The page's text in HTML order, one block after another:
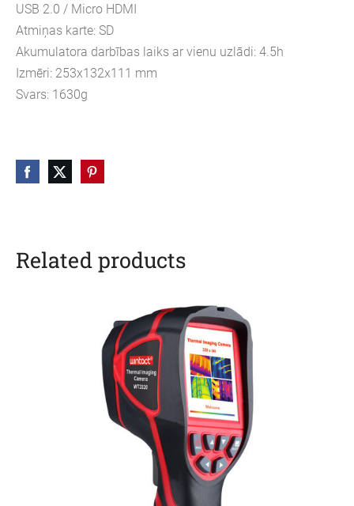
USB 2.0 / Micro HDMI
Atmiņas karte: SD
Akumulatora darbības laiks ar vienu uzlādi: 4.5h
Izmēri: 253x132x111 mm
Svars: 1630g
Related products